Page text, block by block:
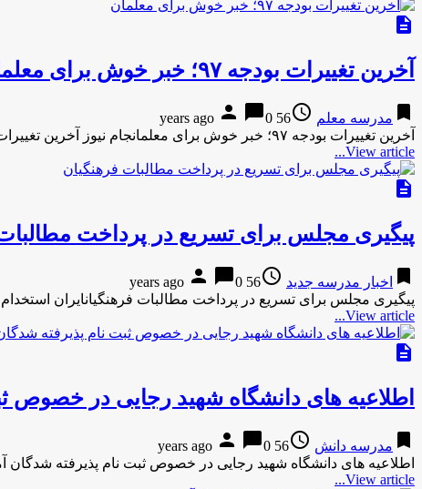
description
آخرین تغییرات بودجه ۹۷؛ خبر خوش برای معلمان
bookmark مدرسه معلم access_time
56 years ago
person chat_bubble0
آخرین تغییرات بودجه ۹۷؛ خبر خوش برای معلمانجام نیوز آخرین تغییرات بودجه ۹۷؛ خبر خوش برای معلمان جام نیوزآخرین تغییرات …
View article...
description
پیگیری مجلس برای تسریع در پرداخت
bookmark اخبار مدرسه جدید access_time
56 years ago
person chat_bubble0
پیگیری مجلس برای تسریع در پرداخت مطالبات فرهنگیانایران
View article...
description
اطلاعیه های دانشگاه شهید رجایی در
bookmark مدرسه دانش access_time
56 years ago
person chat_bubble0
اطلاعیه های دانشگاه شهید رجایی در خصوص ثبت نام پذیرفته
View article...